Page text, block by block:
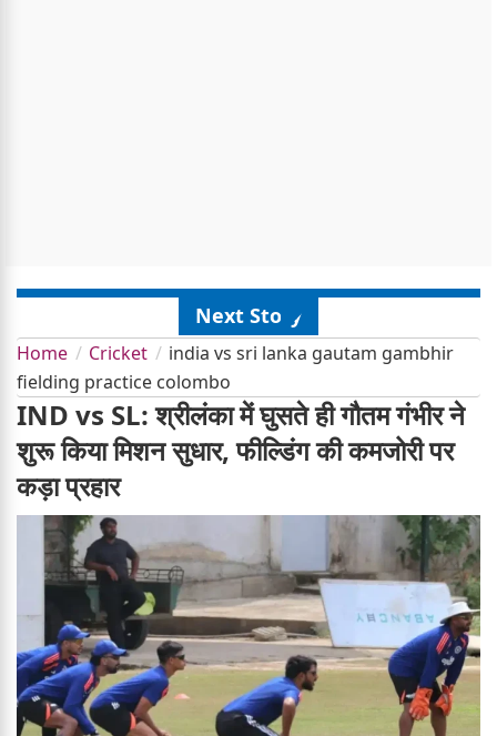
Next Story
Home Cricket
india vs sri lanka gautam gambhir
fielding practice colombo
IND vs SL: श्रीलंका में घुसते ही गौतम गंभीर ने
शुरू किया मिशन सुधार, फील्डिंग की कमजोरी पर
कड़ा प्रहार